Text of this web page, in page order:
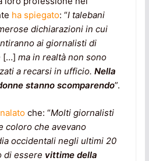
ha spiegato: “I talebani
dichiarazioni in cui
ai giornalisti di
[…] ma in realtà non sono
a recarsi in ufficio. Nella
stanno scomparendo”.
che: “Molti giornalisti
coloro che avevano
occidentali negli ultimi 20
di essere vittime della